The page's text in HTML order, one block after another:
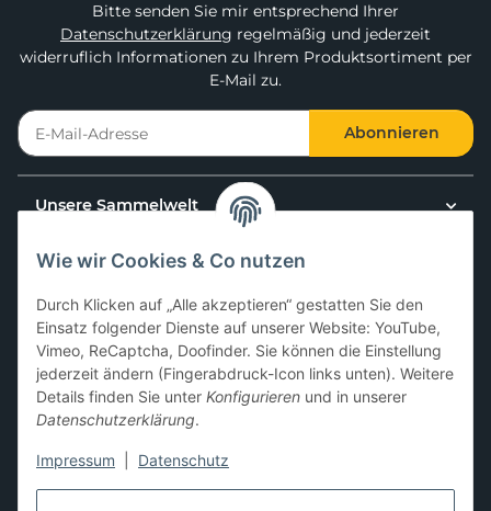
Wie wir Cookies & Co nutzen
Durch Klicken auf „Alle akzeptieren“ gestatten Sie den
Einsatz folgender Dienste auf unserer Website: YouTube,
Vimeo, ReCaptcha, Doofinder. Sie können die Einstellung
jederzeit ändern (Fingerabdruck-Icon links unten). Weitere
Details finden Sie unter Konfigurieren und in unserer
Datenschutzerklärung.
Impressum Datenschutz
Bitte senden Sie mir entsprechend Ihrer
Datenschutzerklärung regelmäßig und jederzeit
widerruflich Informationen zu Ihrem Produktsortiment per
E-Mail zu.
Abonnieren
Unsere Sammelwelt
Kundenservice
News & Aktionen
Gesetzliche Informationen